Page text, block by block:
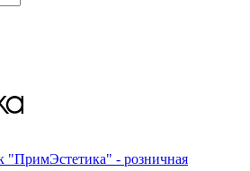
"ПримЭстетика" - розничная